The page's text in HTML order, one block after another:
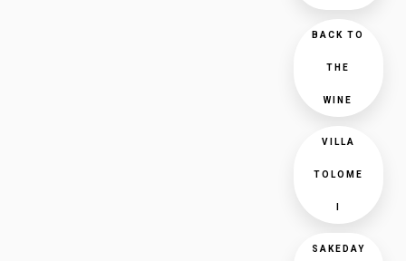
BACK TO
THE
WINE
VILLA
TOLOME
SAKEDAY